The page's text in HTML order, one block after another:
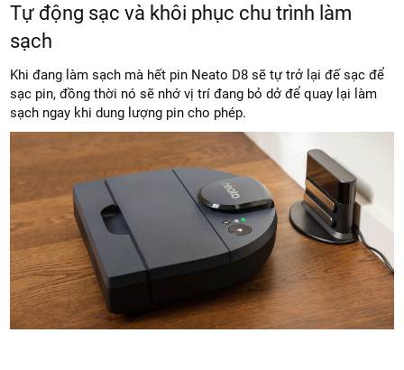
Tự động sạc và khôi phục chu trình làm
sạch
Khi đang làm sạch mà hết pin Neato D8 sẽ tự trở lại đế sạc để
sạc pin, đồng thời nó sẽ nhớ vị trí đang bỏ dở để quay lại làm
sạch ngay khi dung lượng pin cho phép.